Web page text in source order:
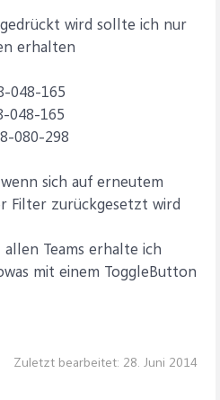
wird sollte ich nur
erhalten
048-165
048-165
080-298
sich auf erneutem
Filter zurückgesetzt wird
Teams erhalte ich
mit einem ToggleButton
Zuletzt bearbeitet: 28. Juni 2014